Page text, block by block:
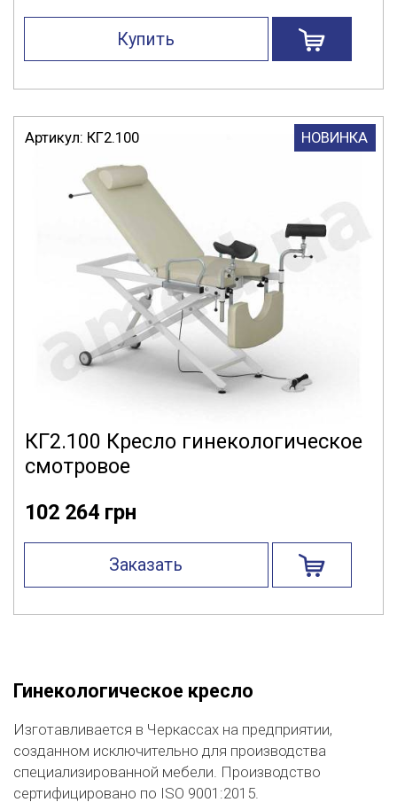
Купить
Артикул: КГ2.100 НОВИНКА
КГ2.100 Кресло гинекологическое
смотровое
102 264 грн
Заказать
Гинекологическое кресло
Изготавливается в Черкассах на предприятии,
созданном исключительно для производства
специализированной мебели. Производство
сертифицировано по ISO 9001:2015.